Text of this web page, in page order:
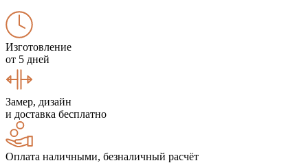
Изготовление
от 5 дней
Замер, дизайн
и доставка бесплатно
Оплата наличными, безналичный расчёт